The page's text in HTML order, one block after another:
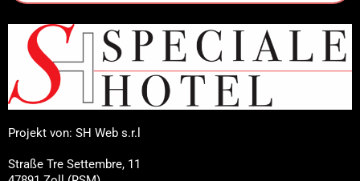
Projekt von: SH Web s.r.l
Straße Tre Settembre, 11